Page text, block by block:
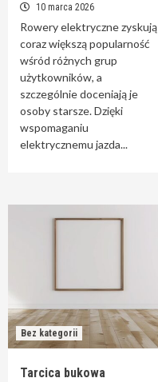
10 marca 2026
Rowery elektryczne zyskują
coraz większą popularność
wśród różnych grup
użytkowników, a
szczególnie doceniają je
osoby starsze. Dzięki
wspomaganiu
elektrycznemu jazda...
Bez kategorii
Tarcica bukowa